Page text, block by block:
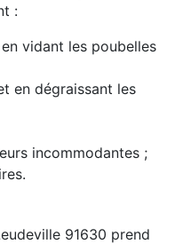
:
vidant les poubelles
en dégraissant les
incommodantes ;
91630 prend